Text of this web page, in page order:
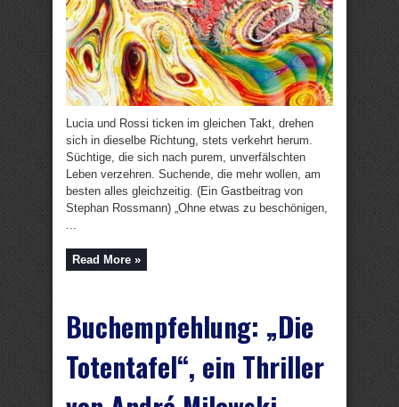
Lucia und Rossi ticken im gleichen Takt, drehen
sich in dieselbe Richtung, stets verkehrt herum.
Süchtige, die sich nach purem, unverfälschten
Leben verzehren. Suchende, die mehr wollen, am
besten alles gleichzeitig. (Ein Gastbeitrag von
Stephan Rossmann) „Ohne etwas zu beschönigen,
...
Read More »
Buchempfehlung: „Die
Totentafel“, ein Thriller